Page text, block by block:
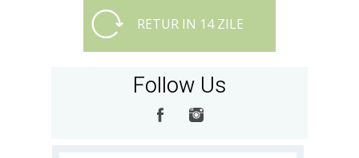
RETUR IN 14 ZILE
Follow Us